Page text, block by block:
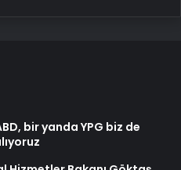
bir yanda YPG biz de